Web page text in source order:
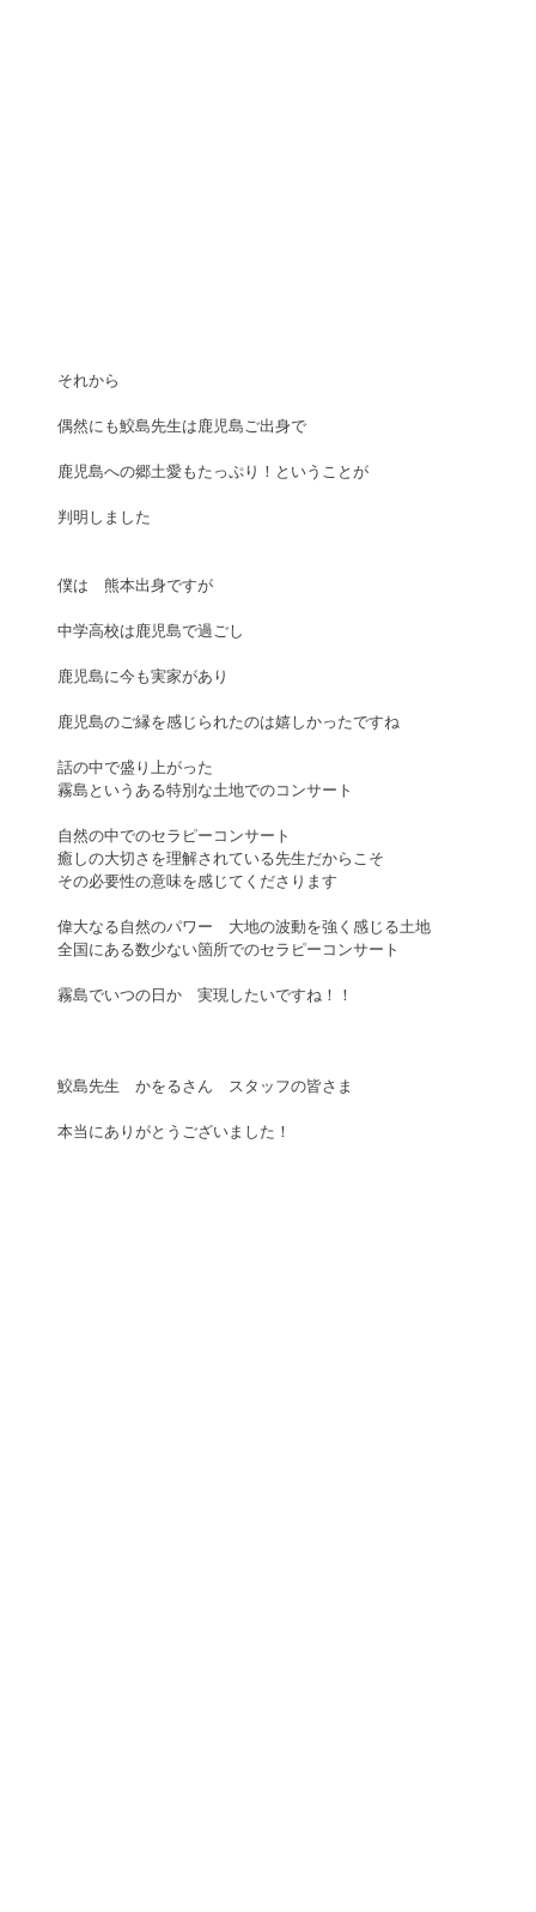
それから
偶然にも鮫島先生は鹿児島ご出身で
鹿児島への郷土愛もたっぷり！ということが
判明しました
僕は　熊本出身ですが
中学高校は鹿児島で過ごし
鹿児島に今も実家があり
鹿児島のご縁を感じられたのは嬉しかったですね
話の中で盛り上がった
霧島というある特別な土地でのコンサート
自然の中でのセラピーコンサート
癒しの大切さを理解されている先生だからこそ
その必要性の意味を感じてくださります
偉大なる自然のパワー　大地の波動を強く感じる土地
全国にある数少ない箇所でのセラピーコンサート
霧島でいつの日か　実現したいですね！！
鮫島先生　かをるさん　スタッフの皆さま
本当にありがとうございました！